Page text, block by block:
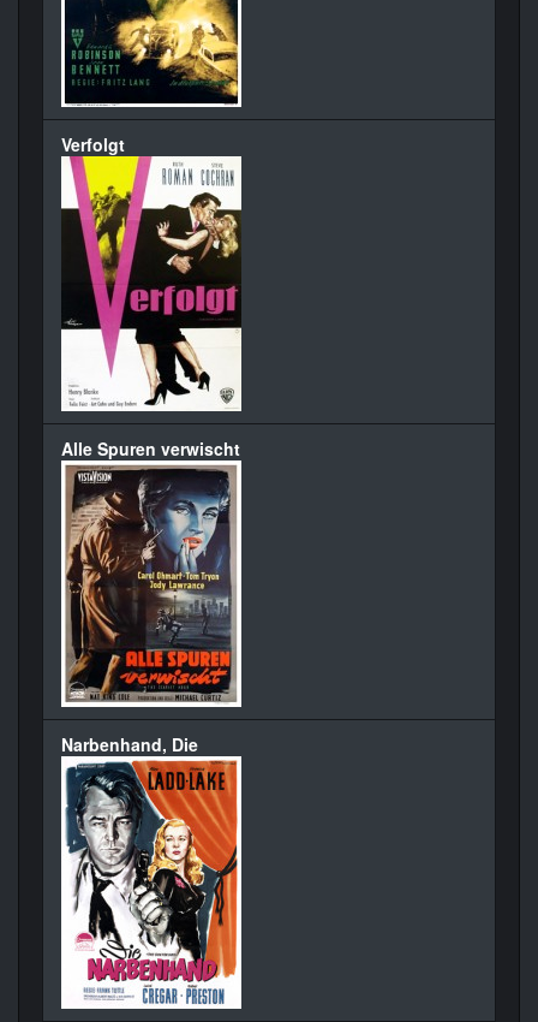
Verfolgt
Alle Spuren verwischt
Narbenhand, Die